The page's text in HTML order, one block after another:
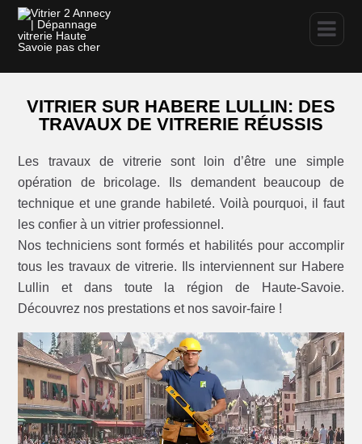
VITRIER SUR HABERE LULLIN: DES
TRAVAUX DE VITRERIE RÉUSSIS
Les travaux de vitrerie sont loin d’être une simple
opération de bricolage. Ils demandent beaucoup de
technique et une grande habileté. Voilà pourquoi, il faut
les confier à un vitrier professionnel.
Nos techniciens sont formés et habilités pour accomplir
tous les travaux de vitrerie. Ils interviennent sur Habere
Lullin et dans toute la région de Haute-Savoie.
Découvrez nos prestations et nos savoir-faire !